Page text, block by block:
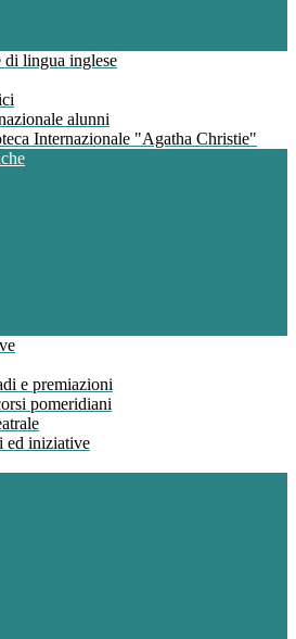
lingua inglese
alunni
Internazionale "Agatha Christie"
e premiazioni
pomeridiani
ed iniziative